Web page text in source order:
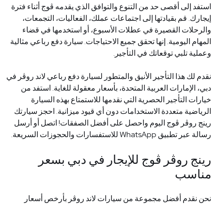
استفد إلى أقصى حد من التنوع والتوافق الذي يقدمه ڤوج أثناء فترة
إيجارك. قم بقيادتها إلى اجتماعات عملك، الفعاليات، التجمعات،
والرحلات القصيرة في عطلات الأسبوع، أو استخدمها في قضاء
المهام اليومية. إنها تحقق جميع الاحتياجات. سيارة دفع رباعي مثالية
وعملية تلبي توقعاتك في التأجير .
نقدم لك هذا التأجير الأنيق والمتطور لسيارة دفع رباعي لاند روڤر في
دبي، الإمارات العربية المتحدة، بأسعار معقولة للغاية. استفد من
خيارات التأجير الحصرية التي نقدمها للاستمتاع بهذه السيارة
الرياضية متعددة الاستخدامات دون أي قيود ميزانية. احجز سيارتك
رينج روڤر ڤوج اليوم واحصل على أفضل الصفقات! اتصل أو أرسل
رسالة عبر تطبيق WhatsAppللاستفسارات والحجوزات السريعة.
رينج روڤر ڤوج للإيجار في دبي بسعر
مناسب
نحن نقدم أفضل مجموعة من سيارات لاند روڤر بأرخص أسعار